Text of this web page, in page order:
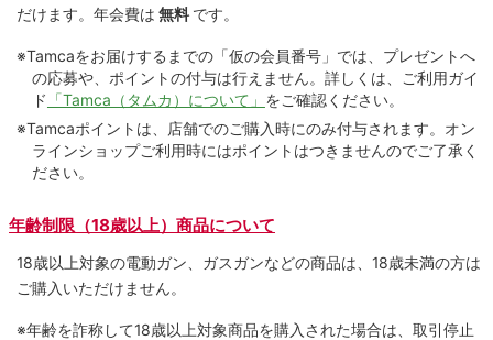
だけます。 年会費は 無料 です。
※Tamcaをお届けするまでの「仮の会員番号」では、プレゼントへ
の応募や、ポイントの付与は⾏えません。詳しくは、ご利⽤ガイ
ド 「Tamca（タムカ）について」 をご確認ください。
※Tamcaポイントは、店舗でのご購⼊時にのみ付与されます。オン
ラインショップご利用時にはポイントはつきませんのでご了承く
ださい。
年齢制限（18歳以上）商品について
18歳以上対象の電動ガン、ガスガンなどの商品は、18歳未満の方は
ご購入いただけません。
※年齢を詐称して18歳以上対象商品を購入された場合は、取引停止